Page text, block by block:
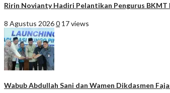
Ririn Novianty Hadiri Pelantikan Pengurus
8 Agustus 20260 17 views
Wabub Abdullah Sani dan Wamen Dikdasmen